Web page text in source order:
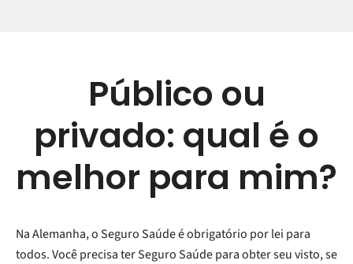
Público ou
privado: qual é o
melhor para mim?
Na Alemanha, o Seguro Saúde é obrigatório por lei para
todos. Você precisa ter Seguro Saúde para obter seu visto, se